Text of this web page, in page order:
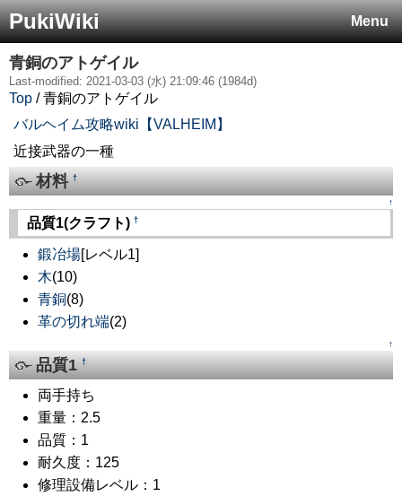
Menu
PukiWiki
青銅のアトゲイル
Last-modified: 2021-03-03 (水) 21:09:46 (1984d)
Top / 青銅のアトゲイル
バルヘイム攻略wiki【VALHEIM】
近接武器の一種
材料†
↑
品質1(クラフト) †
鍛冶場[レベル1]
木(10)
青銅(8)
革の切れ端(2)
↑
品質1†
両手持ち
重量：2.5
品質：1
耐久度：125
修理設備レベル：1